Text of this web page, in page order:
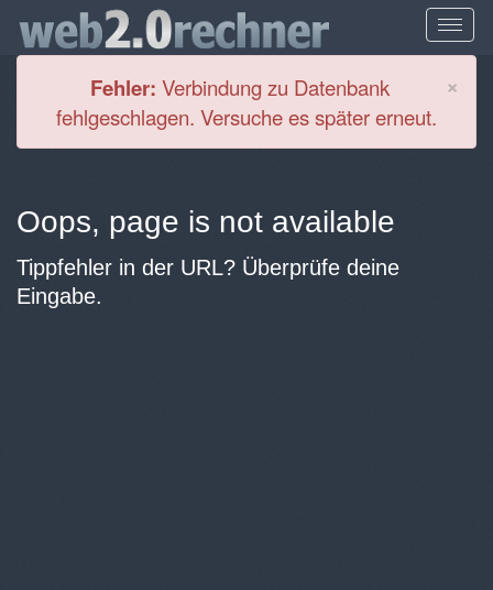
×
Fehler: Verbindung zu Datenbank
fehlgeschlagen. Versuche es später erneut.
Oops, page is not available
Tippfehler in der URL? Überprüfe deine
Eingabe.